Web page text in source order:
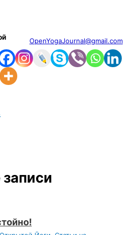
OpenYogaJournal@gmail.com